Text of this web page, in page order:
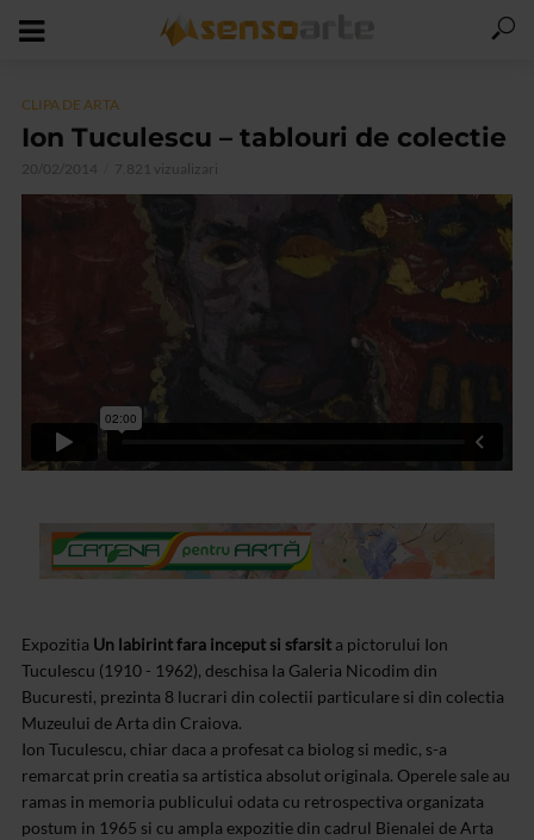
CLIPA DE ARTA
Ion Tuculescu – tablouri de colectie
20/02/2014 7.821 vizualizari
Expozitia Un labirint fara inceput si sfarsit a pictorului Ion
Tuculescu (1910 - 1962), deschisa la Galeria Nicodim din
Bucuresti, prezinta 8 lucrari din colectii particulare si din colectia
Muzeului de Arta din Craiova.
Ion Tuculescu, chiar daca a profesat ca biolog si medic, s-a
remarcat prin creatia sa artistica absolut originala. Operele sale au
ramas in memoria publicului odata cu retrospectiva organizata
postum in 1965 si cu ampla expozitie din cadrul Bienalei de Arta